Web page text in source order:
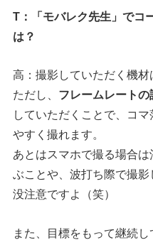
T：「モバレク先生」でコ
は？
高：撮影していただく機材
ただし、 フレームレート
していただくことで、コ
やすく撮れます。
あとはスマホで撮る場合
ぶことや、波打ち際で撮
没注意ですよ（笑）
また、目標をもって継続